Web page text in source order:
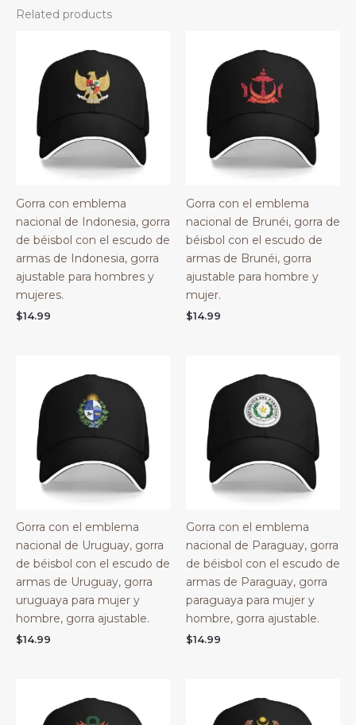
Related products
Gorra con emblema
nacional de Indonesia, gorra
de béisbol con el escudo de
armas de Indonesia, gorra
ajustable para hombres y
mujeres.
$14.99
Gorra con el emblema
nacional de Brunéi, gorra de
béisbol con el escudo de
armas de Brunéi, gorra
ajustable para hombre y
mujer.
$14.99
Gorra con el emblema
nacional de Uruguay, gorra
de béisbol con el escudo de
armas de Uruguay, gorra
uruguaya para mujer y
hombre, gorra ajustable.
$14.99
Gorra con el emblema
nacional de Paraguay, gorra
de béisbol con el escudo de
armas de Paraguay, gorra
paraguaya para mujer y
hombre, gorra ajustable.
$14.99